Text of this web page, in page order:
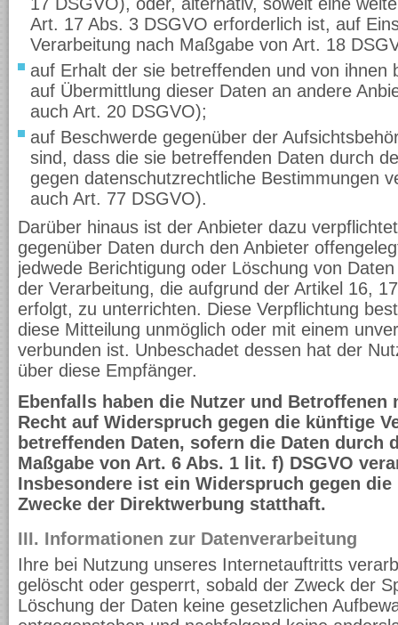
Art. 17 Abs. 3 DSGVO erforderlich ist, auf
Verarbeitung nach Maßgabe von Art. 18
auf Erhalt der sie betreffenden und von ihnen
auf Übermittlung dieser Daten an andere
auch Art. 20 DSGVO);
auf Beschwerde gegenüber der
sind, dass die sie betreffenden Daten durch
gegen datenschutzrechtliche Bestimmungen
auch Art. 77 DSGVO).
Darüber hinaus ist der Anbieter dazu
gegenüber Daten durch den Anbieter
jedwede Berichtigung oder Löschung von
der Verarbeitung, die aufgrund der Artikel 16,
erfolgt, zu unterrichten. Diese Verpflichtung
diese Mitteilung unmöglich oder mit einem
verbunden ist. Unbeschadet dessen hat der
über diese Empfänger.
Ebenfalls haben die Nutzer und Betroffenen
Recht auf Widerspruch gegen die künftige
betreffenden Daten, sofern die Daten durch
Maßgabe von Art. 6 Abs. 1 lit. f) DSGVO
Insbesondere ist ein Widerspruch gegen
Zwecke der Direktwerbung statthaft.
III. Informationen zur Datenverarbeitung
Ihre bei Nutzung unseres Internetauftritts
gelöscht oder gesperrt, sobald der Zweck der
Löschung der Daten keine gesetzlichen